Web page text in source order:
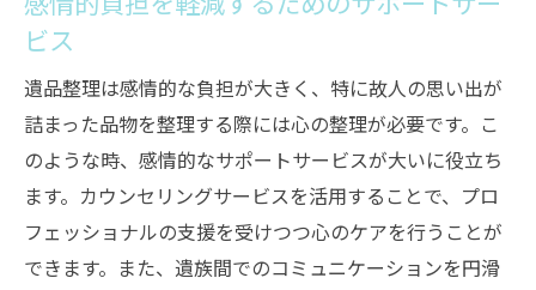
感情的サポートがもたらす効果
安心して進めるための計画作り
家族間の協力体制の確立
専門家のサポートを活用する利点
ビス
遺品整理は感情的な負担が大きく、特に故人の思い出が
詰まった品物を整理する際には心の整理が必要です。こ
のような時、感情的なサポートサービスが大いに役立ち
ます。カウンセリングサービスを活用することで、プロ
フェッショナルの支援を受けつつ心のケアを行うことが
できます。また、遺族間でのコミュニケーションを円滑